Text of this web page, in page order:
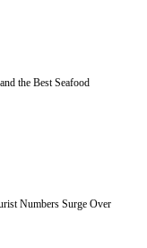
the Best Seafood
Numbers Surge Over